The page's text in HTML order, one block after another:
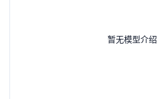
暂无模型介绍